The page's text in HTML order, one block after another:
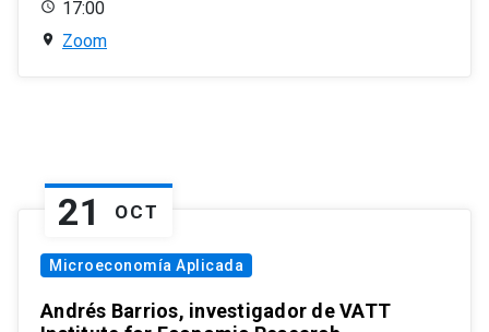
17:00
Zoom
21 OCT
Microeconomía Aplicada
Andrés Barrios, investigador de VATT